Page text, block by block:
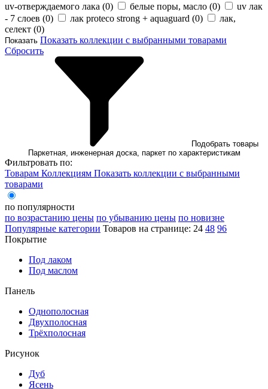
uv-отверждаемого лака (0) белые поры, масло (0)
uv лак
- 7 слоев (0) лак proteco strong + aquaguard (0)
лак,
селект (0)
Показать Показать коллекции с выбранными товарами
Сбросить
Паркетная, инженерная доска, паркет по характеристикам
Фильтровать по:
Товарам Коллекциям Показать коллекции с выбранными
товарами
по популярности
по возрастанию цены по убыванию цены по новизне
Популярные категории Товаров на странице: 24 48 96
Покрытие
Под лаком
Под маслом
Панель
Однополосная
Двухполосная
Трёхполосная
Рисунок
Дуб
Ясень